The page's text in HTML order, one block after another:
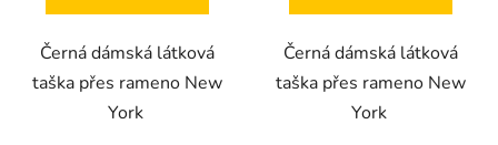
Černá dámská látková
taška přes rameno New
York
Černá dámská látková
taška přes rameno New
York